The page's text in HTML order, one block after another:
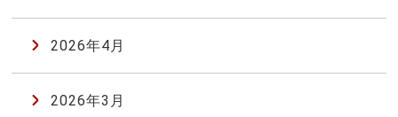
2026年4月
2026年3月